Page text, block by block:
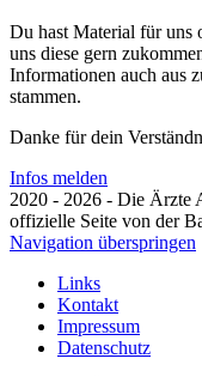
Du hast Material für uns
uns diese gern
Informationen auch aus
stammen.
Danke für dein
Infos melden
2020 - 2026 - Die Ärzte
offizielle Seite von der
Navigation überspringen
Links
Kontakt
Impressum
Datenschutz